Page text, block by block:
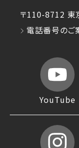
〒110-8712 東
電話番号のご
YouTube